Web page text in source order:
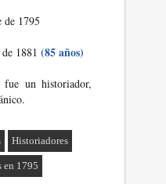
de 1795
de 1881(85 años)
fue un historiador,
Historiadores
en 1795